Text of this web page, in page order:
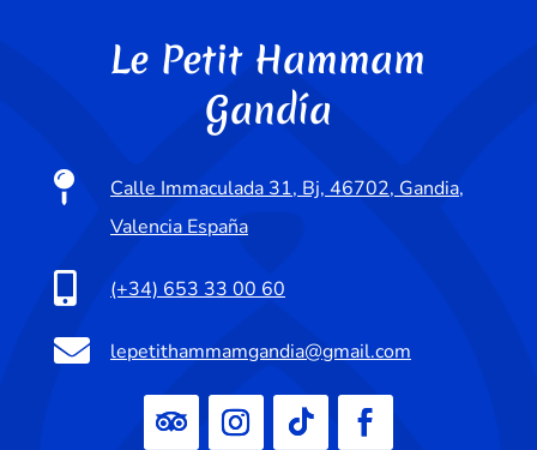
Le Petit Hammam
Gandía

Calle Immaculada 31, Bj, 46702, Gandia,
Valencia España
 (+34) 653 33 00 60
 lepetithammamgandia@gmail.com